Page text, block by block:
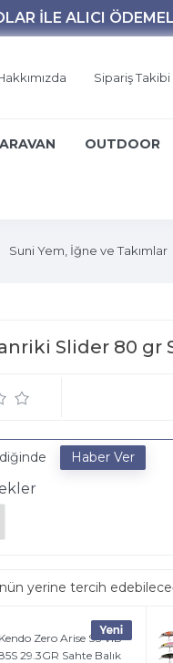
Sipariş Takibi
OUTDOOR
Suni Yem, İğne ve Takımlar
Slider 80 gr
yerine tercih
Kendo Zero Arise SS VIB
29.3GR Sahte Balık